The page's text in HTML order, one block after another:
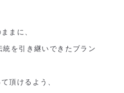
まに、
を引き継いできたブラン
頂けるよう、